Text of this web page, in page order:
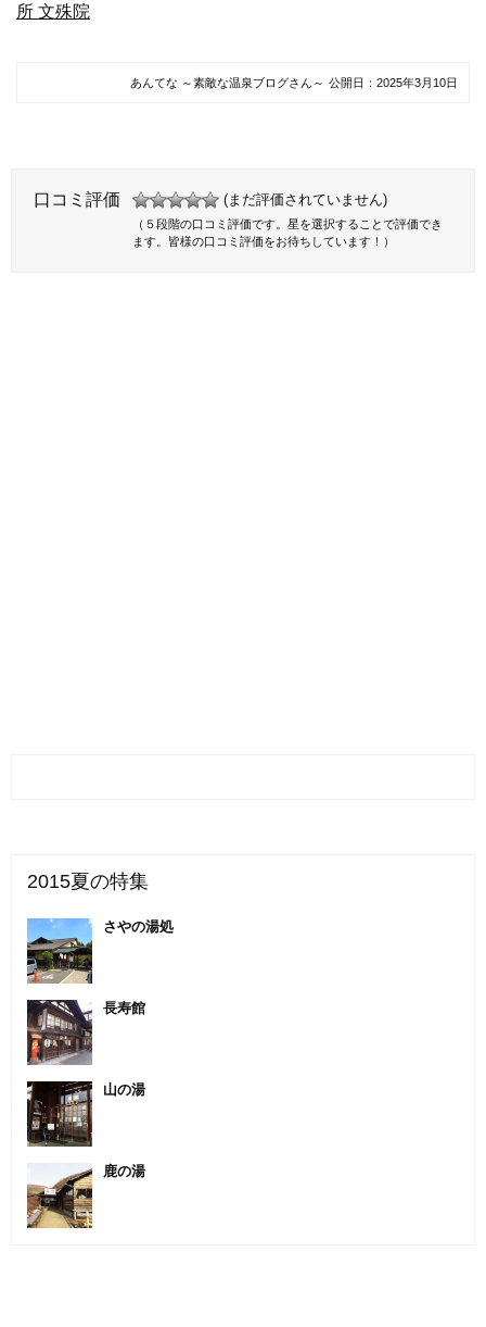
所 文殊院
あんてな ～素敵な温泉ブログさん～ 公開日： 2025年3月10日
口コミ評価 (まだ評価されていません)
（５段階の口コミ評価です。星を選択することで評価でき
ます。皆様の口コミ評価をお待ちしています！）
2015夏の特集
さやの湯処
長寿館
山の湯
鹿の湯